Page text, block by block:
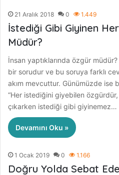
21 Aralık 2018 0 1.449
İstediği Gibi Giyinen
Müdür?
İnsan yaptıklarında özgür
bir sorudur ve bu soruya farklı
akım mevcuttur. Günümüzde ise
“Her istediğini giyebilen özgürdür,
çıkarken istediği gibi giyinemez…
Devamını Oku »
1 Ocak 2019 0 1.166
Doğru Yolda Sebat